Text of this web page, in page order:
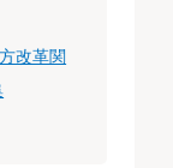
改革関